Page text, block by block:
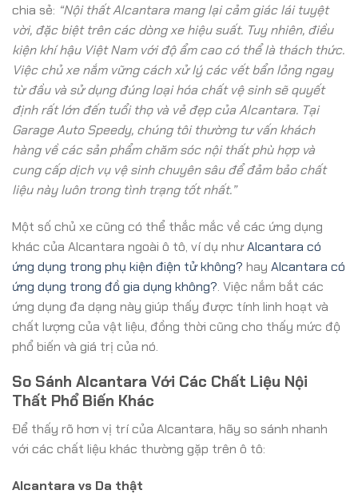
chia sẻ: “Nội thất Alcantara mang lại cảm giác lái tuyệt
vời, đặc biệt trên các dòng xe hiệu suất. Tuy nhiên, điều
kiện khí hậu Việt Nam với độ ẩm cao có thể là thách thức.
Việc chủ xe nắm vững cách xử lý các vết bẩn lỏng ngay
từ đầu và sử dụng đúng loại hóa chất vệ sinh sẽ quyết
định rất lớn đến tuổi thọ và vẻ đẹp của Alcantara. Tại
Garage Auto Speedy, chúng tôi thường tư vấn khách
hàng về các sản phẩm chăm sóc nội thất phù hợp và
cung cấp dịch vụ vệ sinh chuyên sâu để đảm bảo chất
liệu này luôn trong tình trạng tốt nhất.”
Một số chủ xe cũng có thể thắc mắc về các ứng dụng
khác của Alcantara ngoài ô tô, ví dụ nhưAlcantara có
ứng dụng trong phụ kiện điện tử không? hay Alcantara có
ứng dụng trong đồ gia dụng không?. Việc nắm bắt các
ứng dụng đa dạng này giúp thấy được tính linh hoạt và
chất lượng của vật liệu, đồng thời cũng cho thấy mức độ
phổ biến và giá trị của nó.
So Sánh Alcantara Với Các Chất Liệu Nội
Thất Phổ Biến Khác
Để thấy rõ hơn vị trí của Alcantara, hãy so sánh nhanh
với các chất liệu khác thường gặp trên ô tô:
Alcantara vs Da thật